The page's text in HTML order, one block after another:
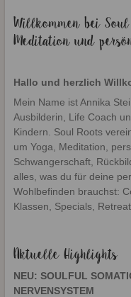
Willkommen bei
Meditation und
Hallo und herzlich
Mein Name ist Annika
Ausbilderin, Life Coach
Kindern. Soul Roots
um Yoga, Meditation,
Schwangerschaft,
alles, was du für deine
Wohlbefinden brauchst:
Klassen, Specials,
Aktuelle Highlights
NEU: SOULFUL
NERVENSYSTEM